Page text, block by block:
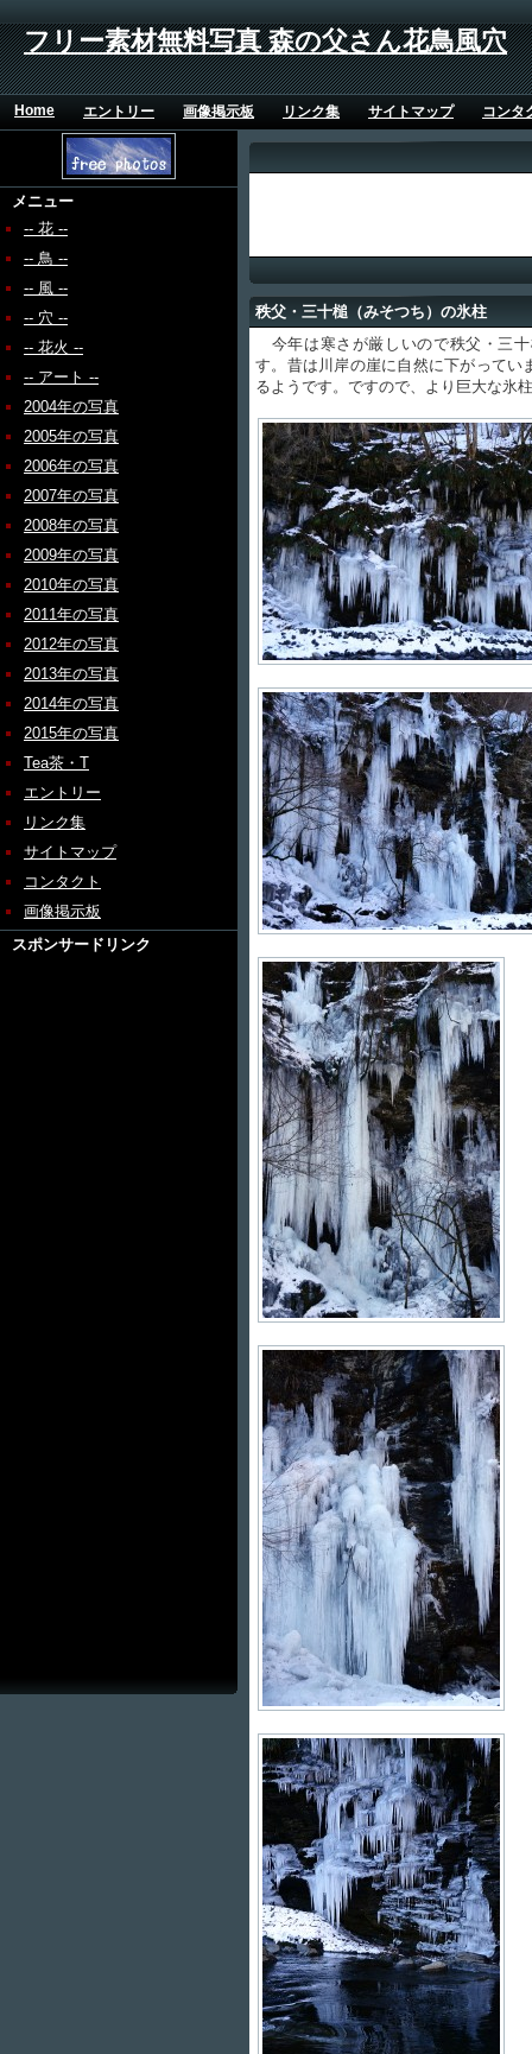
フリー素材無料写真 森の父さん花鳥風穴
Home エントリー 画像掲示板 リンク集 サイトマップ コンタ
メニュー
-- 花 --
-- 鳥 --
-- 風 --
-- 穴 --
-- 花火 --
-- アート --
2004年の写真
2005年の写真
2006年の写真
2007年の写真
2008年の写真
2009年の写真
2010年の写真
2011年の写真
2012年の写真
2013年の写真
2014年の写真
2015年の写真
Tea茶・T
エントリー
リンク集
サイトマップ
コンタクト
画像掲示板
スポンサードリンク
秩父・三十槌（みそつち）の氷柱
今年は寒さが厳しいので秩父・三
す。昔は川岸の崖に自然に下がってい
るようです。ですので、より巨大な氷